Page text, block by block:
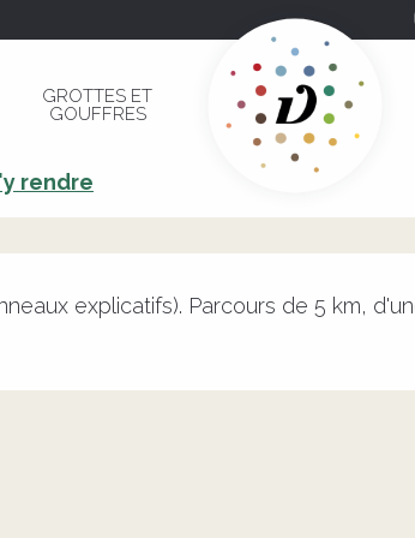
GROTTES ET
GOUFFRES
rendre
explicatifs). Parcours de 5 km,